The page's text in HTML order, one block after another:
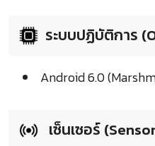
ระบบปฏิบัติการ
Android 6.0
เซ็นเซอร์